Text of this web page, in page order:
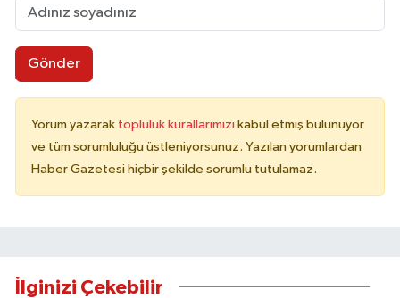
Gönder
Yorum yazarak topluluk kurallarımızı kabul etmiş bulunuyor
ve tüm sorumluluğu üstleniyorsunuz. Yazılan yorumlardan
Haber Gazetesi hiçbir şekilde sorumlu tutulamaz.
İlginizi Çekebilir